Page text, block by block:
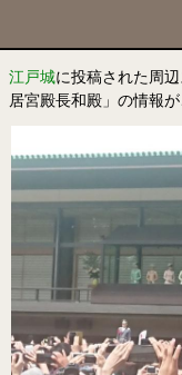
江戸城に投稿された周
居宮殿長和殿」の情報が